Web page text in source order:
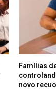
Famílias
novo